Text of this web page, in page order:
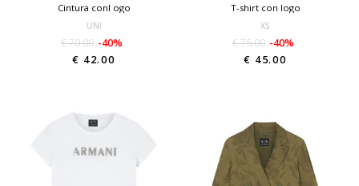
Cintura conl ogo
UNI
€ 70.00 -40%
€ 42.00
T-shirt con logo
XS
€ 75.00 -40%
€ 45.00